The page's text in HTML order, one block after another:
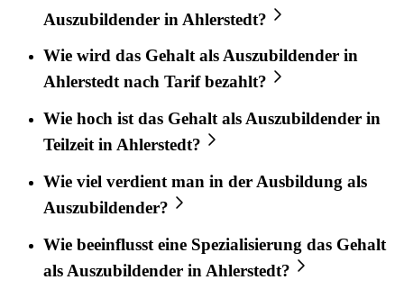
Auszubildender in Ahlerstedt?
Wie wird das Gehalt als Auszubildender in
Ahlerstedt nach Tarif bezahlt?
Wie hoch ist das Gehalt als Auszubildender in
Teilzeit in Ahlerstedt?
Wie viel verdient man in der Ausbildung als
Auszubildender?
Wie beeinflusst eine Spezialisierung das Gehalt
als Auszubildender in Ahlerstedt?